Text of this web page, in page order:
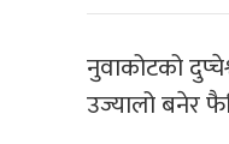
नुवाकोटको
उज्यालो बनेर